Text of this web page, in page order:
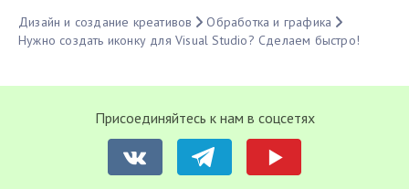
Дизайн и создание креативов
Обработка и графика
Нужно создать иконку для Visual Studio? Сделаем быстро!
Присоединяйтесь к нам в соцсетях